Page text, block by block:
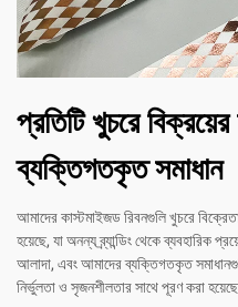
প্রতিটি খুচরে
ব্যক্তিগতকৃত সমাধান
আমাদের কাস্টমাইজড রিবনগুলি খুচরে
হয়েছে, যা অনন্য ব্র্যান্ডিং থেকে ব্যবহারিক
আলাদা, এবং আমাদের ব্যক্তিগতকৃত
নির্ভুলতা ও সৃজনশীলতার সাথে পূরণ করা হয়েছে